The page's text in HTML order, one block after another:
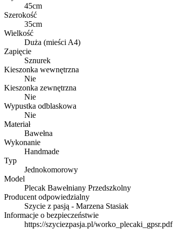
45cm
Szerokość
35cm
Wielkość
Duża (mieści A4)
Zapięcie
Sznurek
Kieszonka wewnętrzna
Nie
Kieszonka zewnętrzna
Nie
Wypustka odblaskowa
Nie
Materiał
Bawełna
Wykonanie
Handmade
Typ
Jednokomorowy
Model
Plecak Bawełniany Przedszkolny
Producent odpowiedzialny
Szycie z pasją - Marzena Stasiak
Informacje o bezpieczeństwie
https://szyciezpasja.pl/worko_plecaki_gpsr.pdf